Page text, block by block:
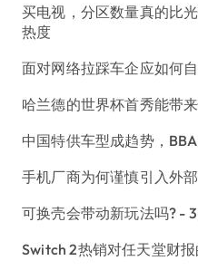
买电视，分区数量真的比
热度
面对网络拉踩车企应如何
哈兰德的世界杯首秀能带
中国特供车型成趋势，
手机厂商为何谨慎引入外
可换壳会带动新玩法吗? -
Switch 2热销对任天堂财